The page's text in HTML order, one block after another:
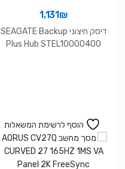
1,131₪
דיסק חיצוני SEAGATE Backup
Plus Hub STEL10000400
הוסף לרשימת המשאלות